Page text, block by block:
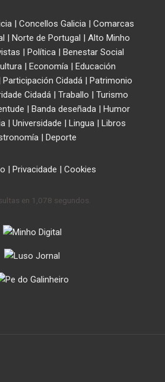
| Concellos Galicia| Comarcas
Norte de Portugal
Alto Minho
Política|
Benestar Social
Economía
Educación
Participación Cidadá|
Patrimonio
Cidadá Traballo
Turismo
Banda deseñada
Humor
| Universidade Lingua|
Libros
Deporte
Privacidade Cookies
en 1,078 segundos.